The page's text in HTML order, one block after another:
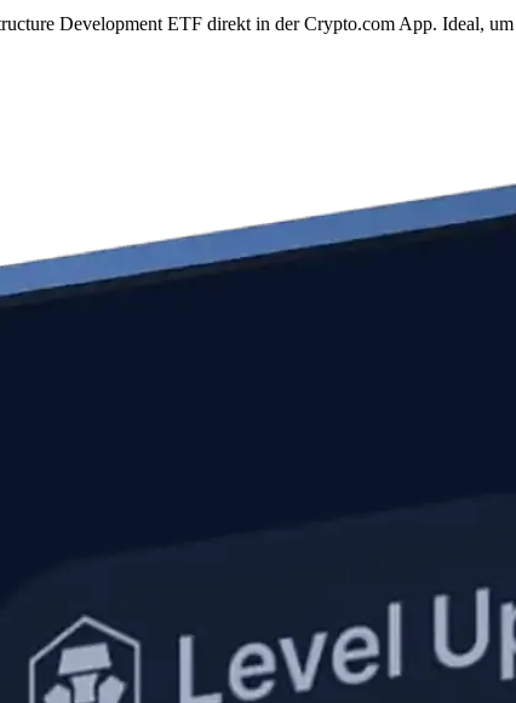
Development ETF direkt in der Crypto.com App. Ideal, um